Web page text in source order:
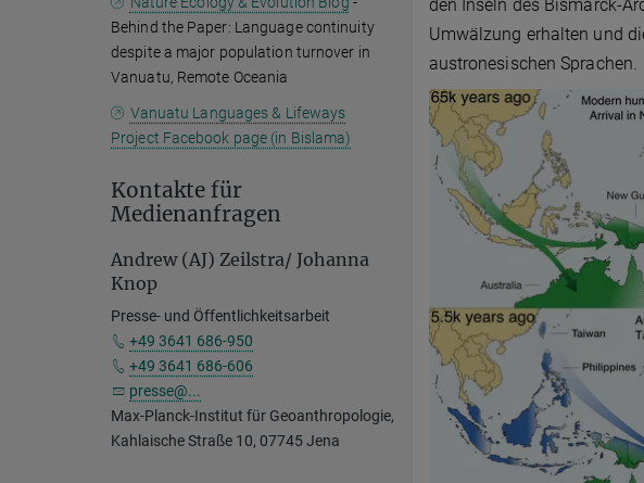
den Inseln des Bismarck-
Umwälzung erhalten und
austronesischen Sprachen.
Behind the Paper: Language continuity
despite a major population turnover in
Vanuatu, Remote Oceania
Vanuatu Languages & Lifeways
Project Facebook page (in Bislama)
Kontakte für
Medienanfragen
Andrew (AJ) Zeilstra/ Johanna
Knop
Presse- und Öffentlichkeitsarbeit
+49 3641 686-950
+49 3641 686-606
presse@...
Max-Planck-Institut für Geoanthropologie,
Kahlaische Straße 10, 07745 Jena